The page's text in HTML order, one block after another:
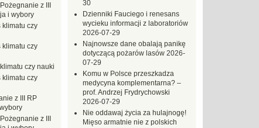
30
Dzienniki Fauciego i renesans
wycieku informacji z laboratoriów
2026-07-29
Najnowsze dane obalają panikę
dotyczącą pożarów lasów 2026-
07-29
Komu w Polsce przeszkadza
medycyna komplementarna? –
prof. Andrzej Frydrychowski
2026-07-29
Nie oddawaj życia za hulajnogę!
Mięso armatnie nie z polskich
Pożegnanie z III
i wybory
klimatu czy
klimatu czy
czy nauki
klimatu czy
z III RP
Pożegnanie z III